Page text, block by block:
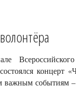
концерт
важным событиям